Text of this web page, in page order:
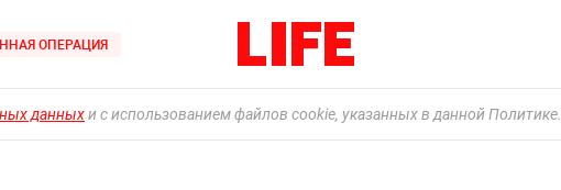
ОПЕРАЦИЯ
данныхи с использованием файлов cookie, указанных в данной Политике.